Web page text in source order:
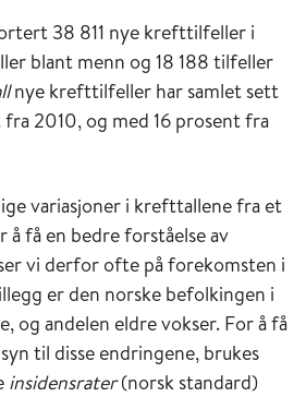
38 811 nye krefttilfeller i
blant menn og 18 188 tilfeller
nye krefttilfeller har samlet sett
2010, og med 16 prosent fra
variasjoner i krefttallene fra et
få en bedre forståelse av
vi derfor ofte på forekomsten i
er den norske befolkingen i
og andelen eldre vokser. For å få
til disse endringene, brukes
insidensrater(norsk standard)